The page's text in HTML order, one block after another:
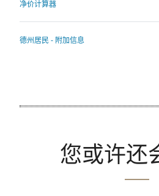
净价计算器
德州居民 - 附加信息
您或许还